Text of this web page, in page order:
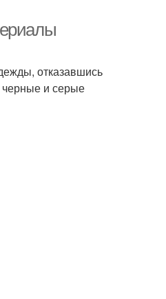
отказавшись
черные и серые